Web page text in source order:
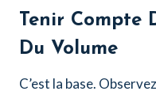
Tenir Compte
Du Volume
C’est la base.